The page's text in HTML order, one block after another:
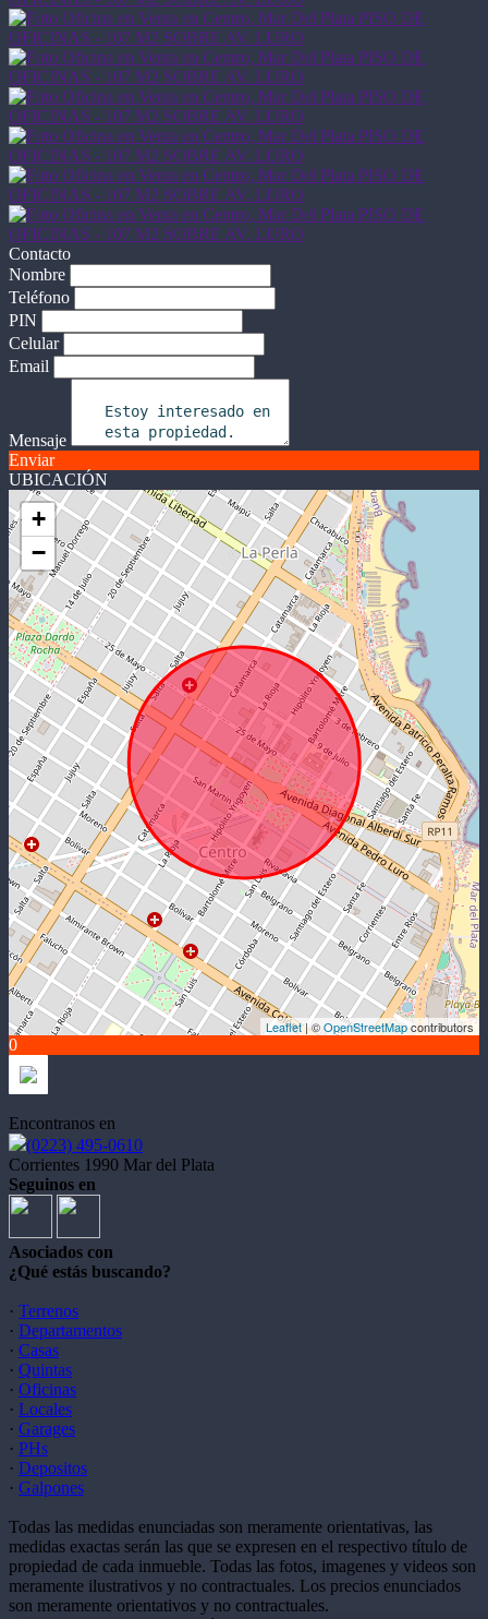
Contacto
Nombre
Teléfono
PIN
Celular
Email
Mensaje
Enviar
UBICACIÓN
+
−
Leaflet| ©OpenStreetMapcontributors
0
Encontranos en
(0223) 495-0610
Corrientes 1990 Mar del Plata
Seguinos en
Asociados con
¿Qué estás buscando?
· Terrenos
· Departamentos
· Casas
· Quintas
· Oficinas
· Locales
· Garages
· PHs
· Depositos
· Galpones
Todas las medidas enunciadas son meramente orientativas, las
medidas exactas serán las que se expresen en el respectivo título de
propiedad de cada inmueble. Todas las fotos, imagenes y videos son
meramente ilustrativos y no contractuales. Los precios enunciados
son meramente orientativos y no contractuales.